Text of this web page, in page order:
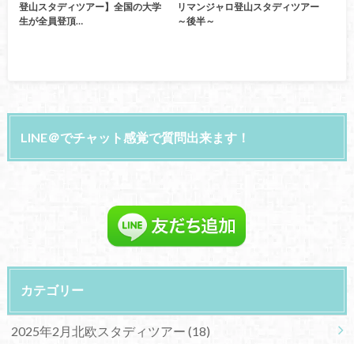
登山スタディツアー】全国の大学
生が全員登頂…
リマンジャロ登山スタディツアー
～後半～
LINE＠でチャット感覚で質問出来ます！
カテゴリー
2025年2月北欧スタディツアー (18)